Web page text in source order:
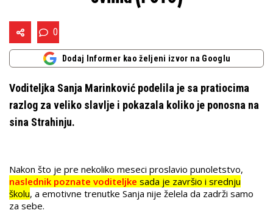
0
Dodaj Informer kao željeni izvor na Googlu
Voditeljka Sanja Marinković podelila je sa pratiocima
razlog za veliko slavlje i pokazala koliko je ponosna na
sina Strahinju.
Nakon što je pre nekoliko meseci proslavio punoletstvo,
naslednik poznate voditeljke sada je završio i srednju
školu, a emotivne trenutke Sanja nije želela da zadrži samo
za sebe.